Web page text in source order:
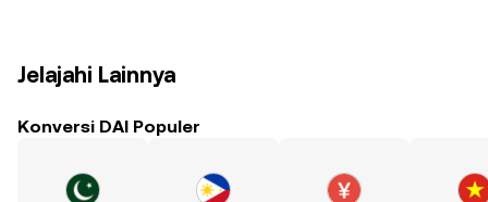
Jelajahi Lainnya
Konversi DAI Populer